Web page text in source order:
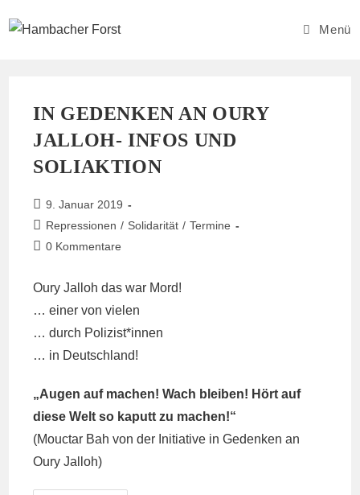
Inhalt
Menü
IN GEDENKEN AN OURY
JALLOH- INFOS UND
SOLIAKTION
Beitrag
veröffentlicht:
9. Januar 2019
Beitrags-
Kategorie:
Repressionen / Solidarität / Termine
Beitrags-
0 Kommentare
Oury Jalloh das war Mord!
… einer von vielen
… durch Polizist*innen
… in Deutschland!
„Augen auf machen! Wach bleiben! Hört auf
diese Welt so kaputt zu machen!“
(Mouctar Bah von der Initiative in Gedenken an
Oury Jalloh)